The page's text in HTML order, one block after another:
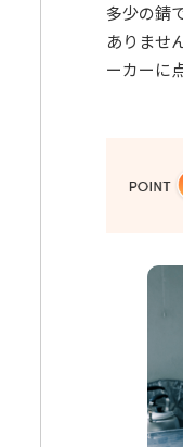
多少の錆
ありませ
ーカーに